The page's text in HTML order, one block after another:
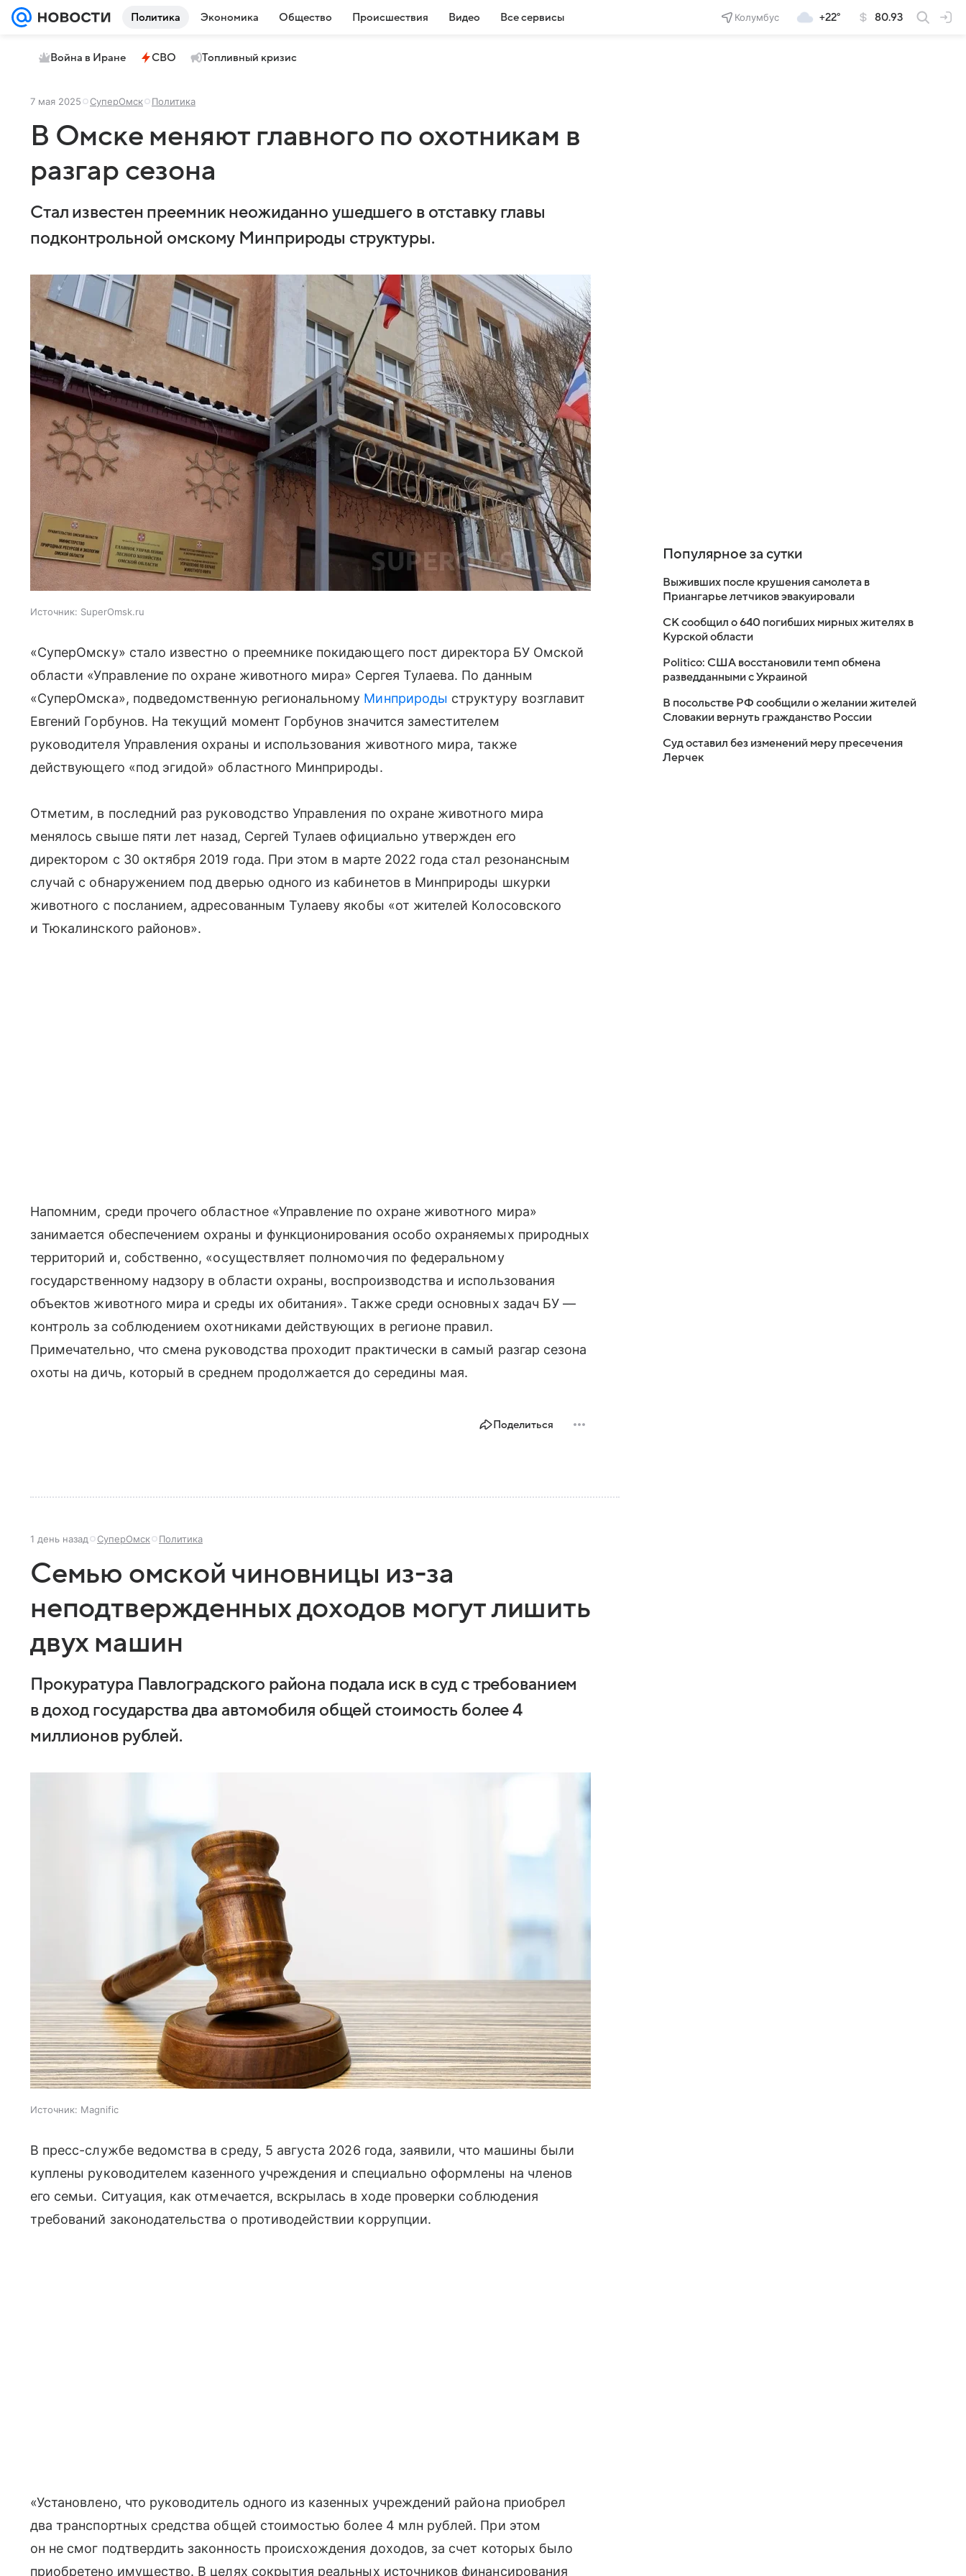
Политика Экономика Общество Происшествия Видео Все сервисы Колумбус +22° 80.93
Война в Иране СВО Топливный кризис
7 мая 2025 СуперОмск Политика
В Омске меняют главного по охотникам в
разгар сезона
Стал известен преемник неожиданно ушедшего в отставку главы
подконтрольной омскому Минприроды структуры.
Источник: SuperOmsk.ru
«СуперОмску» стало известно о преемнике покидающего пост директора БУ Омской
области «Управление по охране животного мира» Сергея Тулаева. По данным
«СуперОмска», подведомственную региональному Минприроды структуру возглавит
Евгений Горбунов. На текущий момент Горбунов значится заместителем
руководителя Управления охраны и использования животного мира, также
действующего «под эгидой» областного Минприроды.
Отметим, в последний раз руководство Управления по охране животного мира
менялось свыше пяти лет назад, Сергей Тулаев официально утвержден его
директором с 30 октября 2019 года. При этом в марте 2022 года стал резонансным
случай с обнаружением под дверью одного из кабинетов в Минприроды шкурки
животного с посланием, адресованным Тулаеву якобы «от жителей Колосовского
и Тюкалинского районов».
Напомним, среди прочего областное «Управление по охране животного мира»
занимается обеспечением охраны и функционирования особо охраняемых природных
территорий и, собственно, «осуществляет полномочия по федеральному
государственному надзору в области охраны, воспроизводства и использования
объектов животного мира и среды их обитания». Также среди основных задач БУ —
контроль за соблюдением охотниками действующих в регионе правил.
Примечательно, что смена руководства проходит практически в самый разгар сезона
охоты на дичь, который в среднем продолжается до середины мая.
Поделиться
1 день назад СуперОмск Политика
Семью омской чиновницы из-за
неподтвержденных доходов могут лишить
двух машин
Прокуратура Павлоградского района подала иск в суд с требованием
в доход государства два автомобиля общей стоимость более 4
миллионов рублей.
Источник: Magnific
В пресс-службе ведомства в среду, 5 августа 2026 года, заявили, что машины были
куплены руководителем казенного учреждения и специально оформлены на членов
его семьи. Ситуация, как отмечается, вскрылась в ходе проверки соблюдения
требований законодательства о противодействии коррупции.
«Установлено, что руководитель одного из казенных учреждений района приобрел
два транспортных средства общей стоимостью более 4 млн рублей. При этом
он не смог подтвердить законность происхождения доходов, за счет которых было
приобретено имущество. В целях сокрытия реальных источников финансирования
Популярное за сутки
Выживших после крушения самолета в
Приангарье летчиков эвакуировали
СК сообщил о 640 погибших мирных жителях в
Курской области
Politico: США восстановили темп обмена
разведданными с Украиной
В посольстве РФ сообщили о желании жителей
Словакии вернуть гражданство России
Суд оставил без изменений меру пресечения
Лерчек